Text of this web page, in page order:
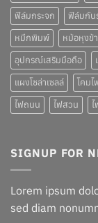
ฟิล์มกระจก
ฟิล์มกัน
หมึกพิมพ์
หม้อหุงข้
อุปกรณ์เสริมมือถือ
แผงโซล่าเซลล์
โคมไ
ไฟถนน
ไฟสวน
SIGNUP FOR
Lorem ipsum
sed diam